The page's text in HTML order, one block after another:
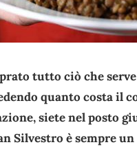
tutto ciò che
quanto costa il
siete nel posto
Silvestro è sempre